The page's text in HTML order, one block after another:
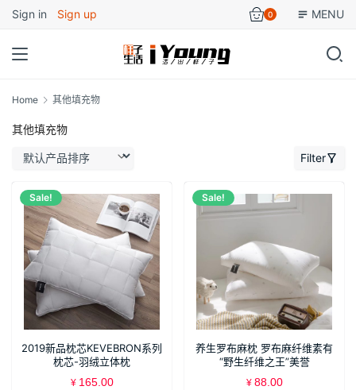
Sign in Sign up 0 MENU
Home 其他填充物
其他填充物
Filter
Sale!
2019新品枕芯KEVEBRON系列
枕芯-羽绒立体枕
¥ 165.00
Sale!
养生罗布麻枕 罗布麻纤维素有
“野生纤维之王”美誉
¥ 88.00